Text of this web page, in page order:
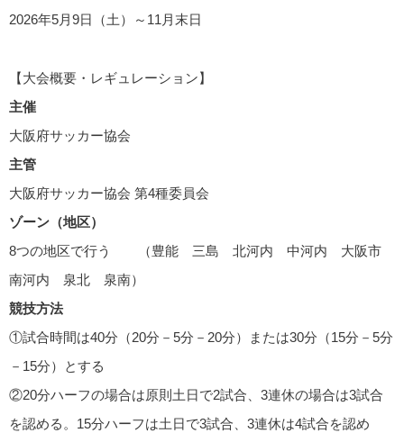
2026年5月9日（土）～11月末日
【大会概要・レギュレーション】
主催
大阪府サッカー協会
主管
大阪府サッカー協会 第4種委員会
ゾーン（地区）
8つの地区で行う （豊能 三島 北河内 中河内 大阪市
南河内 泉北 泉南）
競技方法
①試合時間は40分（20分－5分－20分）または30分（15分－5分
－15分）とする
②20分ハーフの場合は原則土日で2試合、3連休の場合は3試合
を認める。15分ハーフは土日で3試合、3連休は4試合を認め